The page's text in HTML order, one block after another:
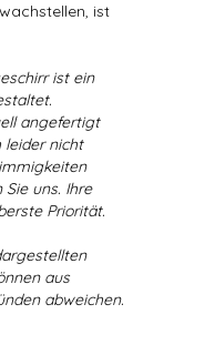
ist
ist ein
angefertigt
leider nicht
uns. Ihre
Priorität.
aus
abweichen.